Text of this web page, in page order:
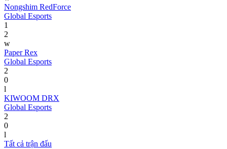
Nongshim RedForce
Global Esports
1
2
w
Paper Rex
Global Esports
2
0
l
KIWOOM DRX
Global Esports
2
0
l
Tất cả trận đấu